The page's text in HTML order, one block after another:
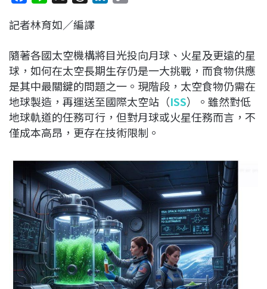
c
b
o
o
k
n
r
a
d
s
e
d
I
n
L
i
n
k
記者林育如／編譯
隨著各國太空機構將目光投向月球、火星及更遠的星
球，如何在太空長期生存仍是一大挑戰，而食物供應
是其中最關鍵的問題之一。現階段，太空食物仍需在
地球製造，再運送至國際太空站（ISS）。雖然對低
地球軌道的任務可行，但對月球或火星任務而言，不
僅成本高昂，更存在技術限制。